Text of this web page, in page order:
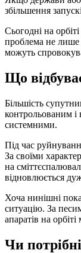
збільшення
Сьогодні на
проблема не лише
можуть
Що
Більшість
контрольованим і
системними.
Під час
За своїми
на
відновлюється
Хоча нинішні
ситуацію. За
апаратів на
Чи